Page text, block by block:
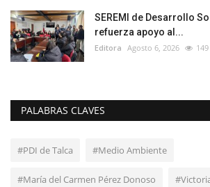
SEREMI de Desarrollo
refuerza apoyo al...
Editora Agosto 6, 2026 149
PALABRAS CLAVES
#PDI de Talca #Medio Ambiente
#María del Carmen Pérez Donoso